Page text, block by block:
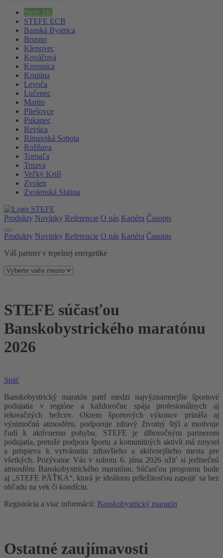
Stefe SK
STEFE ECB
Banská Bystrica
Brusno
Klenovec
Kováčová
Kremnica
Krupina
Levoča
Lučenec
Martin
Pliešovce
Pukanec
Revúca
Rimavská Sobota
Rožňava
Tornaľa
Trnava
Veľký Krtíš
Zvolen
Zvolenská Slatina
Produkty Novinky Referencie O nás Kariéra Časopis
Produkty Novinky Referencie O nás Kariéra Časopis
Váš partner v tepelnej energetike
STEFE súčasťou
Banskobystrického maratónu
2026
Späť
Banskobystrický maratón patrí medzi najvýznamnejšie športové
podujatia v regióne a každoročne spája profesionálnych aj
rekreačných bežcov. Okrem športových výkonov prináša aj
výnimočnú atmosféru, podporuje zdravý životný štýl a motivuje
ľudí k aktívnemu pohybu. STEFE je dlhoročným partnerom
podujatia, pretože podpora športu a komunitných aktivít má zmysel
a prispieva k vytváraniu zdravšieho a aktívnejšieho mesta pre
všetkých. Pozývame Vás v sobotu 6. júna 2026 užiť si jedinečnú
atmosféru Banskobystrického maratónu. Súčasťou programu bude
aj „STEFE PÄŤKA“, ktorá je ideálnou príležitosťou zapojiť sa bez
ohľadu na vek či kondíciu.
Registrácia a viac informácií: Banskobystrický maratón
Ostatné zaujímavosti